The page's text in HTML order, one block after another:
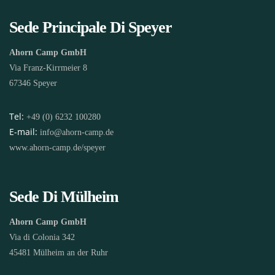
Sede Principale Di Speyer
Ahorn Camp GmbH
Via Franz-Kirrmeier 8
67346 Speyer
Tel: +49 (0) 6232 100280
E-mail: info@ahorn-camp.de
www.ahorn-camp.de/speyer
Sede Di Mülheim
Ahorn Camp GmbH
Via di Colonia 342
45481 Mülheim an der Ruhr